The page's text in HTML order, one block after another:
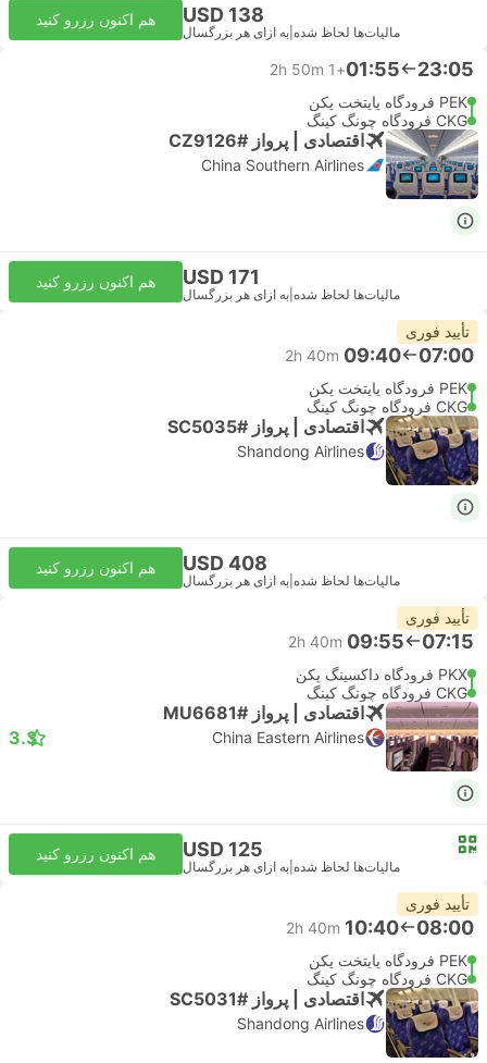
USD 138
مالیات‌ها لحاظ شده به ازای هر بزرگسال
هم اکنون رزرو کنید
23:05
01:55
+1
2h 50m
PEK فرودگاه پایتخت پکن
CKG فرودگاه چونگ کینگ
اقتصادی | پرواز #CZ9126
China Southern Airlines
USD 171
مالیات‌ها لحاظ شده به ازای هر بزرگسال
هم اکنون رزرو کنید
تأیید فوری
07:00
09:40
2h 40m
PEK فرودگاه پایتخت پکن
CKG فرودگاه چونگ کینگ
اقتصادی | پرواز #SC5035
Shandong Airlines
USD 408
مالیات‌ها لحاظ شده به ازای هر بزرگسال
هم اکنون رزرو کنید
تأیید فوری
07:15
09:55
2h 40m
PKX فرودگاه داکسینگ پکن
CKG فرودگاه چونگ کینگ
اقتصادی | پرواز #MU6681
China Eastern Airlines
3.3
USD 125
مالیات‌ها لحاظ شده به ازای هر بزرگسال
هم اکنون رزرو کنید
تأیید فوری
08:00
10:40
2h 40m
PEK فرودگاه پایتخت پکن
CKG فرودگاه چونگ کینگ
اقتصادی | پرواز #SC5031
Shandong Airlines